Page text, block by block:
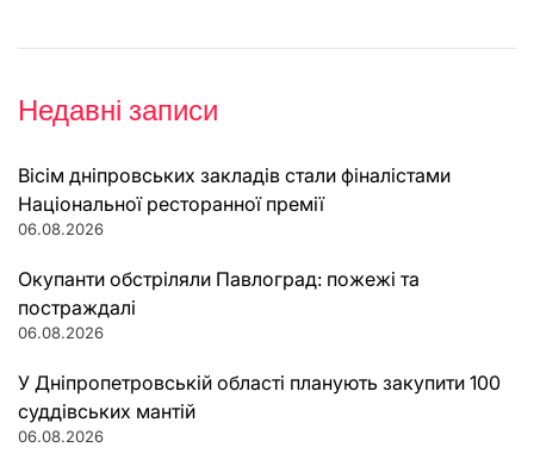
Недавні записи
Вісім дніпровських закладів стали фіналістами
Національної ресторанної премії
06.08.2026
Окупанти обстріляли Павлоград: пожежі та
постраждалі
06.08.2026
У Дніпропетровській області планують закупити 100
суддівських мантій
06.08.2026